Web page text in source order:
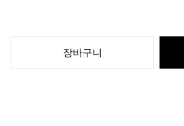
장바구니